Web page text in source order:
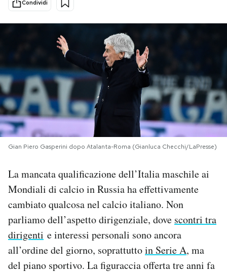
NEWSLETTER
I MIEI PREFERITI
CALENDARIO
AREA PERSONALE
Area Personale
Newsletter
Condividi
Gian Piero Gasperini dopo Atalanta-Roma (Gianluca Checchi/LaPresse)
La mancata qualificazione dell’Italia maschile ai
Mondiali di calcio in Russia ha effettivamente
cambiato qualcosa nel calcio italiano. Non
parliamo dell’aspetto dirigenziale, dove scontri tra
dirigenti e interessi personali sono ancora
all’ordine del giorno, soprattuttoin Serie A, ma
del piano sportivo. La figuraccia offerta tre anni fa